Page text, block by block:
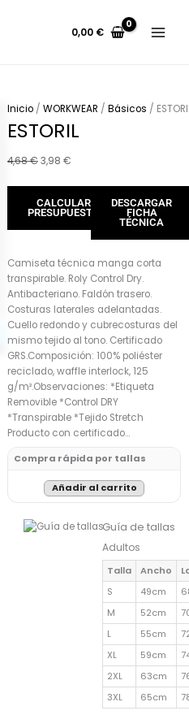
0,00 €
Inicio / WORKWEAR / Básicos /
ESTORIL
4,68€El
era:
3,98 €
es:
CALCULAR
PRESUPUESTO
DESCARGAR
FICHA
TÉCNICA
Camiseta técnica manga corta
transpirable. Roly Control Dry.
Antibacteriano. Faldón trasero.
Costuras laterales adelantadas.
Cuello redondo y cubrecosturas del
mismo tejido al tono. Certificado
GRS.Composición: 100% poliéster
reciclado, waffle interlock, 125
g/m².Observaciones: *Etiqueta
Removible *Control DRY
*Transpirable *Tejido Stretch
Producto con certificado…
Compra rápida por tallas
Añadir al carrito
Guía de tallas
Adultos
Talla Ancho
S
49cm
M
52cm
L
55cm
XL
59cm
2XL
63cm
3XL
65cm